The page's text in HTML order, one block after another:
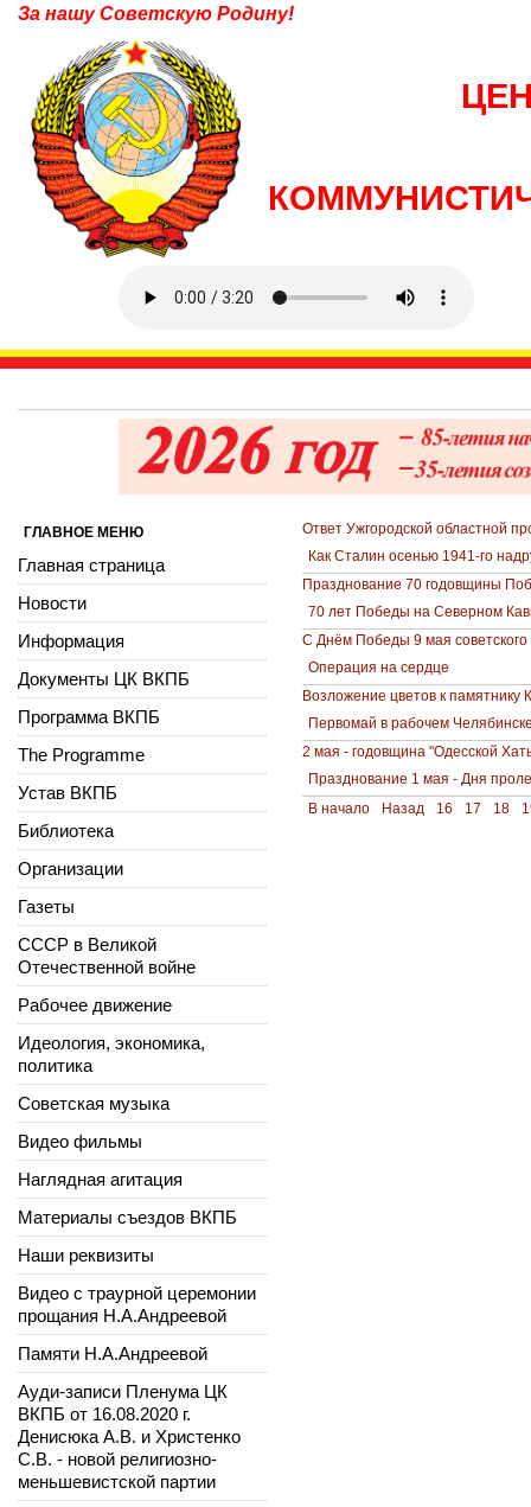
За нашу Советскую Родину!
Ответ Ужгородской областной
Как Сталин осенью 1941-го
Празднование 70 годовщины
70 лет Победы на Северном
С Днём Победы 9 мая
Операция на сердце
Возложение цветов к памятнику
Первомай в рабочем
2 мая - годовщина "Одесской
Празднование 1 мая - Дня
В начало
Назад 16 17 18
ГЛАВНОЕ МЕНЮ
Главная страница
Новости
Информация
Документы ЦК ВКПБ
Программа ВКПБ
The Programme
Устав ВКПБ
Библиотека
Организации
Газеты
СССР в Великой
Отечественной войне
Рабочее движение
Идеология, экономика,
политика
Советская музыка
Видео фильмы
Наглядная агитация
Материалы съездов ВКПБ
Наши реквизиты
Видео с траурной церемонии
прощания Н.А.Андреевой
Памяти Н.А.Андреевой
Ауди-записи Пленума ЦК
ВКПБ от 16.08.2020 г.
Денисюка А.В. и Христенко
С.В. - новой религиозно-
меньшевистской партии